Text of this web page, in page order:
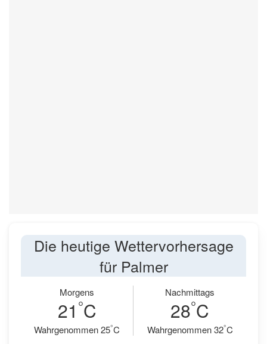
Die heutige Wettervorhersage
für Palmer
Morgens
21 °C
Wahrgenommen 25°C
Nachmittags
28°C
Wahrgenommen 32°C